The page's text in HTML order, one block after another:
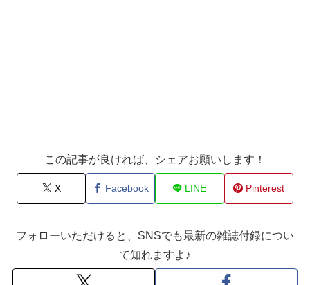
この記事が良ければ、シェアお願いします！
X Facebook LINE Pinterest
フォローいただけると、SNSでも最新の雑誌付録につい
て知れますよ♪